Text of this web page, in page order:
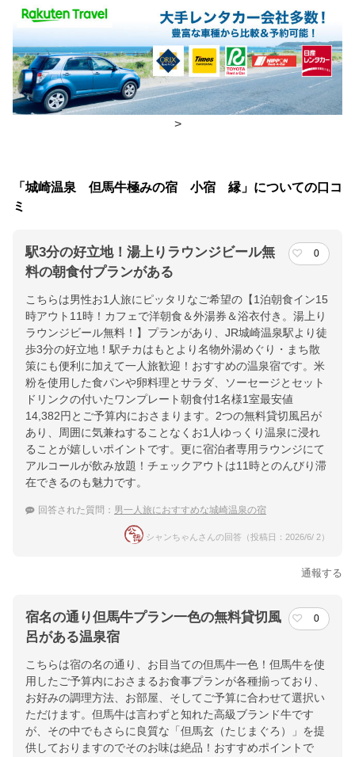
食事場所
朝食 レストラン、食事処
夕食 レストラン
チェックイン・チェックアウト時間
チェックアウ
ト
11:00
交通アクセス
JR城崎温泉駅より徒歩で３分 。北近畿豊岡道但馬空港ICより国道
提供：楽天トラベル
楽天トラベルで
ホテル詳細を詳しく見る
>
「城崎温泉 但馬牛極みの宿 小宿 縁」についての口コ
ミ
駅3分の好立地！湯上りラウンジビール無
料の朝食付プランがある
0
こちらは男性お1人旅にピッタリなご希望の【1泊朝食イン15
時アウト11時！カフェで洋朝食＆外湯券＆浴衣付き。湯上り
ラウンジビール無料！】プランがあり、JR城崎温泉駅より徒
歩3分の好立地！駅チカはもとより名物外湯めぐり・まち散
策にも便利に加えて一人旅歓迎！おすすめの温泉宿です。米
粉を使用した食パンや卵料理とサラダ、ソーセージとセット
ドリンクの付いたワンプレート朝食付1名様1室最安値
14,382円とご予算内におさまります。2つの無料貸切風呂が
あり、周囲に気兼ねすることなくお1人ゆっくり温泉に浸れ
ることが嬉しいポイントです。更に宿泊者専用ラウンジにて
アルコールが飲み放題！チェックアウトは11時とのんびり滞
在できるのも魅力です。
回答された質問： 男一人旅におすすめな城崎温泉の宿
シャンちゃんさんの回答（投稿日：2026/6/ 2）
通報する
宿名の通り但馬牛プラン一色の無料貸切風
呂がある温泉宿
0
こちらは宿の名の通り、お目当ての但馬牛一色！但馬牛を使
用したご予算内におさまるお食事プランが各種揃っており、
お好みの調理方法、お部屋、そしてご予算に合わせて選択い
ただけます。但馬牛は言わずと知れた高級ブランド牛です
が、その中でもさらに良質な「但馬玄（たじまぐろ）」を提
供しておりますのでそのお味は絶品！おすすめポイントで